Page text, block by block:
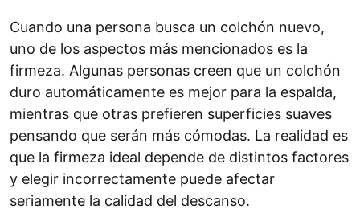
Cuando una persona busca un colchón nuevo,
uno de los aspectos más mencionados es la
firmeza. Algunas personas creen que un colchón
duro automáticamente es mejor para la espalda,
mientras que otras prefieren superficies suaves
pensando que serán más cómodas. La realidad es
que la firmeza ideal depende de distintos factores
y elegir incorrectamente puede afectar
seriamente la calidad del descanso.